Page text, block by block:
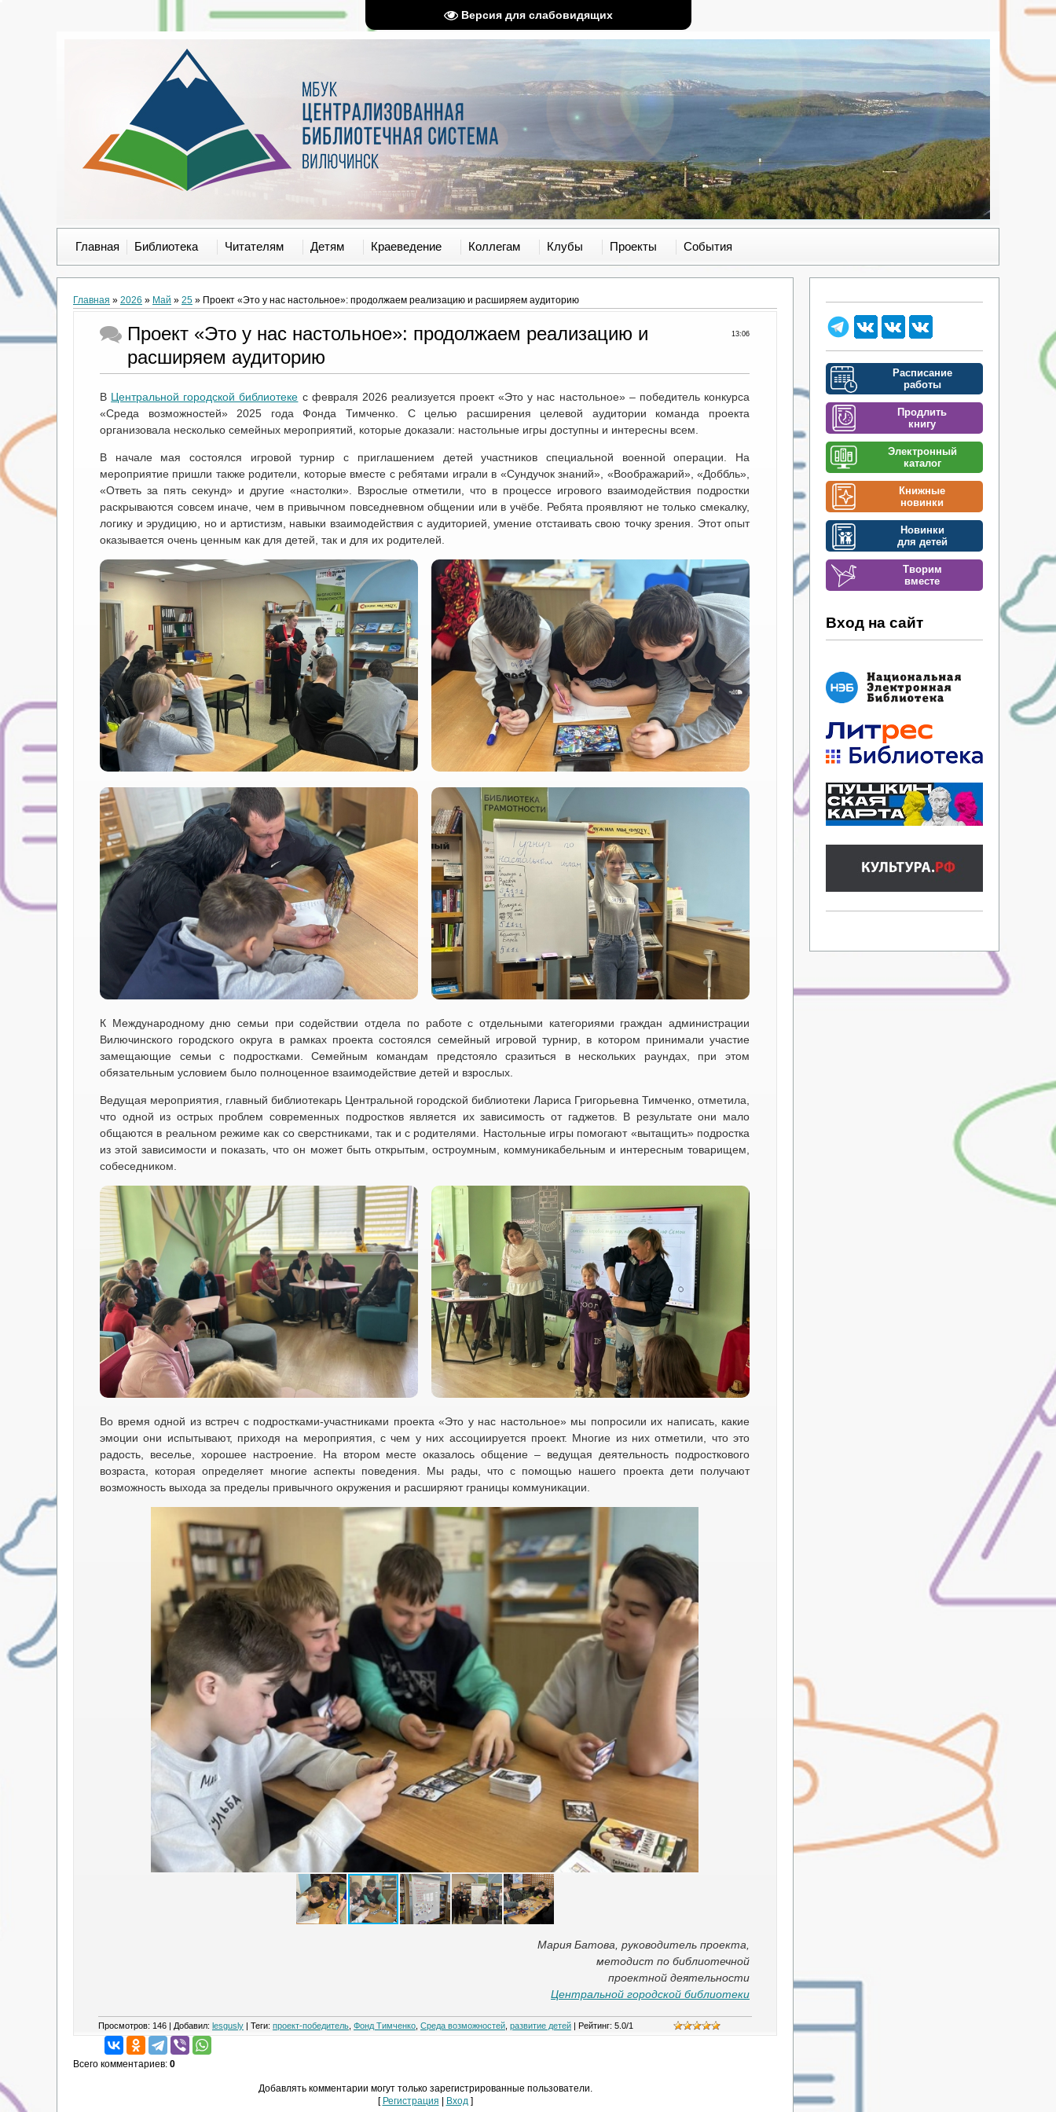
Версия для слабовидящих
Главная Библиотека Читателям Детям Краеведение Коллегам Клубы Проекты События
Главная » 2026 » Май » 25 » Проект «Это у нас настольное»: продолжаем реализацию и расширяем аудиторию
13:06
Проект «Это у нас настольное»: продолжаем реализацию и
расширяем аудиторию
В Центральной городской библиотеке с февраля 2026 реализуется проект «Это у нас настольное» – победитель конкурса
«Среда возможностей» 2025 года Фонда Тимченко. С целью расширения целевой аудитории команда проекта
организовала несколько семейных мероприятий, которые доказали: настольные игры доступны и интересны всем.
В начале мая состоялся игровой турнир с приглашением детей участников специальной военной операции. На
мероприятие пришли также родители, которые вместе с ребятами играли в «Сундучок знаний», «Воображарий», «Доббль»,
«Ответь за пять секунд» и другие «настолки». Взрослые отметили, что в процессе игрового взаимодействия подростки
раскрываются совсем иначе, чем в привычном повседневном общении или в учёбе. Ребята проявляют не только смекалку,
логику и эрудицию, но и артистизм, навыки взаимодействия с аудиторией, умение отстаивать свою точку зрения. Этот опыт
оказывается очень ценным как для детей, так и для их родителей.
К Международному дню семьи при содействии отдела по работе с отдельными категориями граждан администрации
Вилючинского городского округа в рамках проекта состоялся семейный игровой турнир, в котором принимали участие
замещающие семьи с подростками. Семейным командам предстояло сразиться в нескольких раундах, при этом
обязательным условием было полноценное взаимодействие детей и взрослых.
Ведущая мероприятия, главный библиотекарь Центральной городской библиотеки Лариса Григорьевна Тимченко, отметила,
что одной из острых проблем современных подростков является их зависимость от гаджетов. В результате они мало
общаются в реальном режиме как со сверстниками, так и с родителями. Настольные игры помогают «вытащить» подростка
из этой зависимости и показать, что он может быть открытым, остроумным, коммуникабельным и интересным товарищем,
собеседником.
Во время одной из встреч с подростками-участниками проекта «Это у нас настольное» мы попросили их написать, какие
эмоции они испытывают, приходя на мероприятия, с чем у них ассоциируется проект. Многие из них отметили, что это
радость, веселье, хорошее настроение. На втором месте оказалось общение – ведущая деятельность подросткового
возраста, которая определяет многие аспекты поведения. Мы рады, что с помощью нашего проекта дети получают
возможность выхода за пределы привычного окружения и расширяют границы коммуникации.
Мария Батова, руководитель проекта,
методист по библиотечной
проектной деятельности
Центральной городской библиотеки
Просмотров: 146 | Добавил: lesgusly | Теги: проект-победитель Фонд Тимченко Среда возможностей развитие детей | Рейтинг: 5.0/1
Всего комментариев: 0
Добавлять комментарии могут только зарегистрированные пользователи.
[ Регистрация | Вход ]
Расписание
работы
Продлить
книгу
Электронный
каталог
Книжные
новинки
Новинки
для детей
Творим
вместе
Вход на сайт